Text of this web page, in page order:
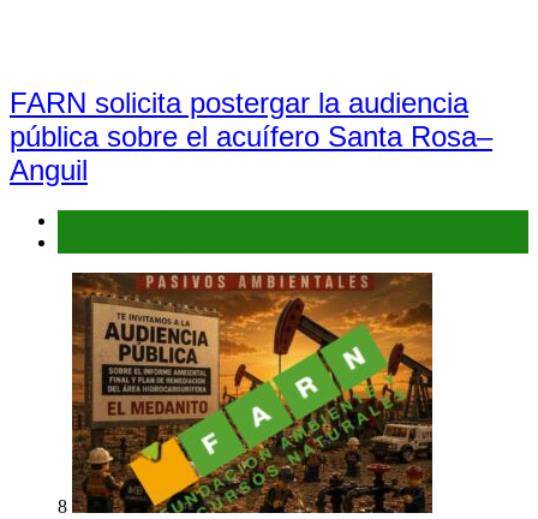
FARN solicita postergar la audiencia
pública sobre el acuífero Santa Rosa–
Anguil
8